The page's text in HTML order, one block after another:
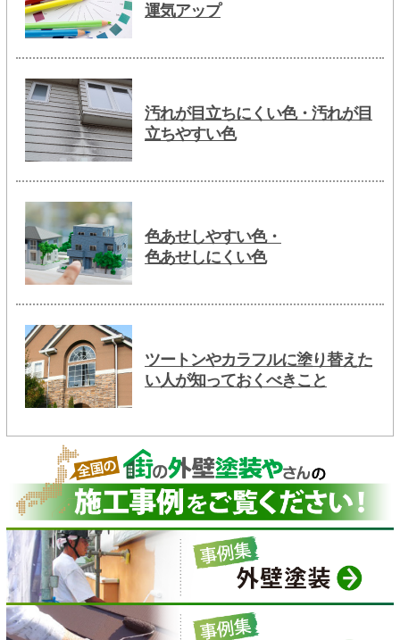
運気アップ
汚れが目立ちにくい色・汚れが目
立ちやすい色
色あせしやすい色・
色あせしにくい色
ツートンやカラフルに塗り替えた
い人が知っておくべきこと